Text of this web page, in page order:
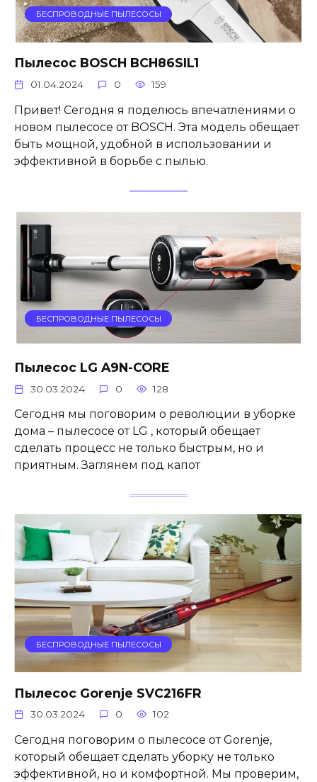
БЕСПРОВОДНЫЕ ПЫЛЕСОСЫ
Пылесос BOSCH BCH86SIL1
01.04.2024 0 159
Привет! Сегодня я поделюсь впечатлениями о
новом пылесосе от BOSCH. Эта модель обещает
быть мощной, удобной в использовании и
эффективной в борьбе с пылью.
БЕСПРОВОДНЫЕ ПЫЛЕСОСЫ
Пылесос LG A9N-CORE
30.03.2024 0 128
Сегодня мы поговорим о революции в уборке
дома – пылесосе от LG , который обещает
сделать процесс не только быстрым, но и
приятным. Заглянем под капот
БЕСПРОВОДНЫЕ ПЫЛЕСОСЫ
Пылесос Gorenje SVC216FR
30.03.2024 0 102
Сегодня поговорим о пылесосе от Gorenje,
который обещает сделать уборку не только
эффективной, но и комфортной. Мы проверим,